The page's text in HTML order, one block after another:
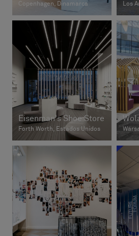
Copenhagen, Dinamarca Los
Eisenman's Shoe Store
Forth Worth, Estados Unidos